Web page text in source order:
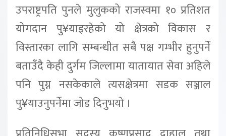
उपराष्ट्रपति पुनले मुलुकको राजस्वमा १० प्रतिशत
योगदान पु¥याइरहेको यो क्षेत्रको विकास र
विस्तारका लागि सम्बन्धीत सबै पक्ष गम्भीर हुनुपर्ने
बताउँदै केही दुर्गम जिल्लामा यातायात सेवा अहिले
पनि पुग्न नसकेकाले त्यसक्षेत्रमा सडक सञ्जाल
पु¥याउनुपर्नेमा जोड दिनुभयो ।